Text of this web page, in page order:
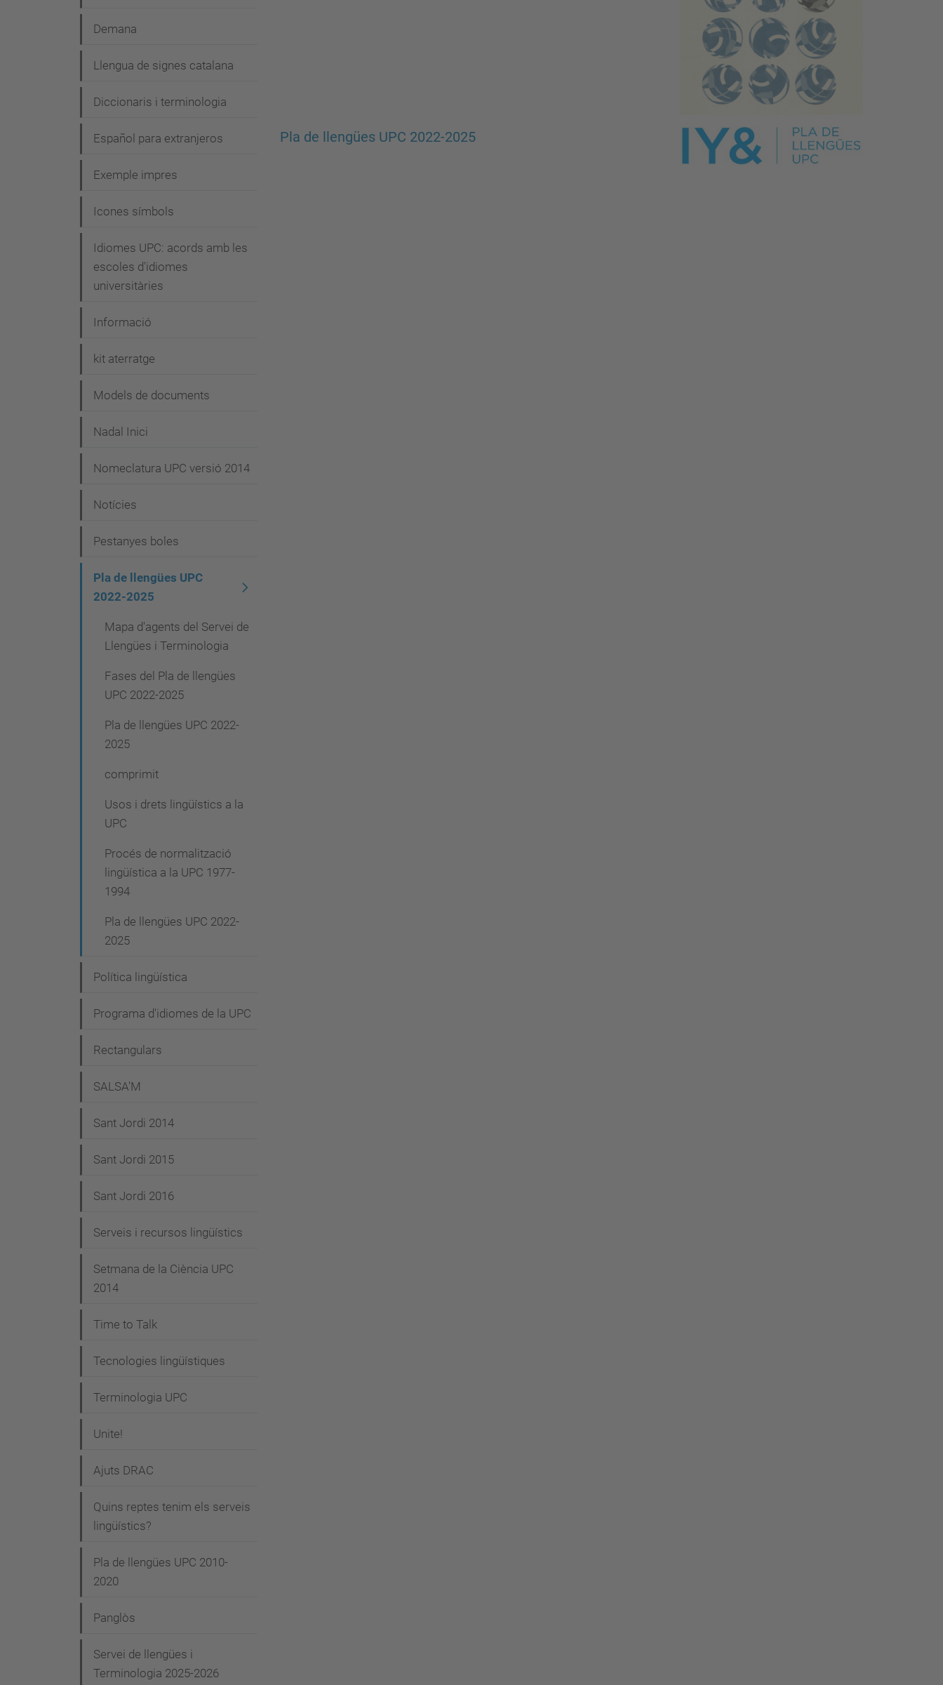
Pla de llengües UPC 2022-2025
Demana
Llengua de signes catalana
Diccionaris i terminologia
Español para extranjeros
Exemple impres
Icones símbols
Idiomes UPC: acords amb les
escoles d'idiomes
universitàries
Informació
kit aterratge
Models de documents
Nadal Inici
Nomeclatura UPC versió 2014
Notícies
Pestanyes boles
Pla de llengües UPC
2022-2025
Mapa d'agents del Servei de
Llengües i Terminologia
Fases del Pla de llengües
UPC 2022-2025
Pla de llengües UPC 2022-
2025
comprimit
Usos i drets lingüístics a la
UPC
Procés de normalització
lingüística a la UPC 1977-
1994
Pla de llengües UPC 2022-
2025
Política lingüística
Programa d'idiomes de la UPC
Rectangulars
SALSA'M
Sant Jordi 2014
Sant Jordi 2015
Sant Jordi 2016
Serveis i recursos lingüístics
Setmana de la Ciència UPC
2014
Time to Talk
Tecnologies lingüístiques
Terminologia UPC
Unite!
Ajuts DRAC
Quins reptes tenim els serveis
lingüístics?
Pla de llengües UPC 2010-
2020
Panglòs
Servei de llengües i
Terminologia 2025-2026